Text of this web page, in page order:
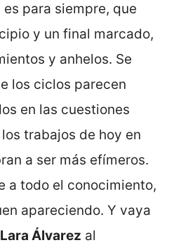
para siempre, que
y un final marcado,
y anhelos. Se
los ciclos parecen
en las cuestiones
trabajos de hoy en
a ser más efímeros.
a todo el conocimiento,
apareciendo. Y vaya
Lara Álvarez al